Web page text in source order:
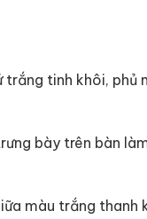
tinh khôi, phủ
bày trên bàn
màu trắng